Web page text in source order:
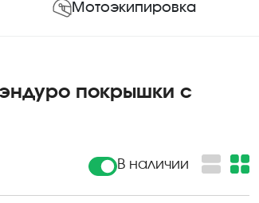
Мотоэкипировка
покрышки с
В наличии